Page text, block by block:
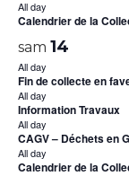
All day
Calendrier de la
sam 14
All day
Fin de collecte en
All day
Information Travaux
All day
CAGV – Déchets en
All day
Calendrier de la